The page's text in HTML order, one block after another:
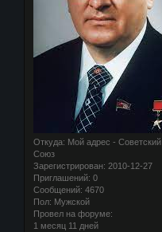
Откуда: Мой адрес - Советский
Союз
Зарегистрирован: 2010-12-27
Приглашений: 0
Сообщений: 4670
Пол: Мужской
Провел на форуме:
1 месяц 11 дней